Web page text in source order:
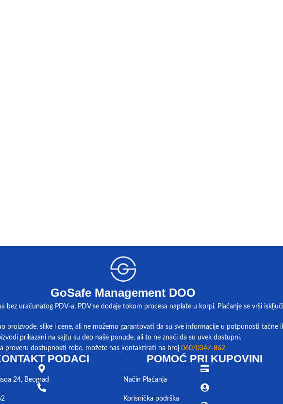
GoSafe Management DOO
bez uračunatog PDV-a. PDV se dodaje tokom procesa naplate u korpi. Plaćanje se vrši
proizvode, slike i cene, ali ne možemo garantovati da su sve informacije u potpunosti tačne
prikazani na sajtu su deo naše ponude, ali to ne znači da su uvek dostupni.
proveru dostupnosti robe, možete nas kontaktirati na broj 060/0347-862
PODACI
24, Beograd
POMOĆ PRI KUPOVINI
Način Plaćanja
Korisnička podrška